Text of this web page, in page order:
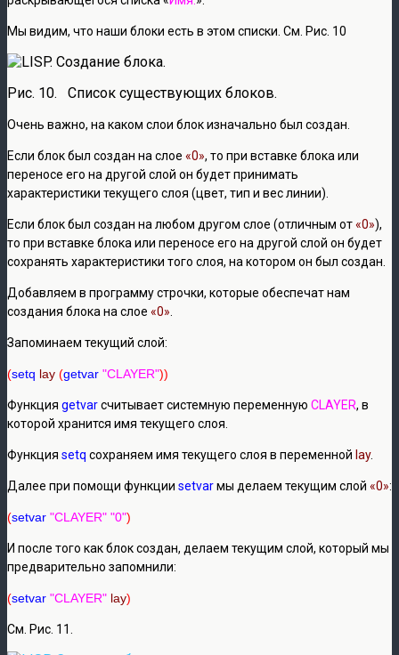
Мы видим, что наши блоки есть в этом списки. См. Рис. 10
Рис. 10. Список существующих блоков.
Очень важно, на каком слои блок изначально был создан.
Если блок был создан на слое «0», то при вставке блока или
переносе его на другой слой он будет принимать
характеристики текущего слоя (цвет, тип и вес линии).
Если блок был создан на любом другом слое (отличным от«0»),
то при вставке блока или переносе его на другой слой он будет
сохранять характеристики того слоя, на котором он был создан.
Добавляем в программу строчки, которые обеспечат нам
создания блока на слое «0»
Запоминаем текущий слой:
(setq lay (getvar "CLAYER"))
Функция getvarсчитывает системную переменную CLAYER, в
которой хранится имя текущего слоя.
Функция setq сохраняем имя текущего слоя в переменной lay.
Далее при помощи функции setvarмы делаем текущим слой «0»:
(setvar "CLAYER" "0")
И после того как блок создан, делаем текущим слой, который мы
предварительно запомнили:
(setvar "CLAYER" lay)
См. Рис. 11.